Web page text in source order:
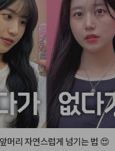
일#하움단아 #haum
머리 자연스럽게 넘기는 법 😍